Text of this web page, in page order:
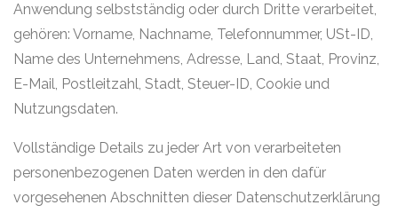
Anwendung selbstständig oder durch Dritte verarbeitet,
gehören: Vorname, Nachname, Telefonnummer, USt-ID,
Name des Unternehmens, Adresse, Land, Staat, Provinz,
E-Mail, Postleitzahl, Stadt, Steuer-ID, Cookie und
Nutzungsdaten.
Vollständige Details zu jeder Art von verarbeiteten
personenbezogenen Daten werden in den dafür
vorgesehenen Abschnitten dieser Datenschutzerklärung